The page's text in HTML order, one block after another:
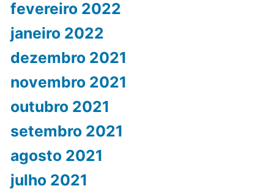
fevereiro 2022
janeiro 2022
dezembro 2021
novembro 2021
outubro 2021
setembro 2021
agosto 2021
julho 2021